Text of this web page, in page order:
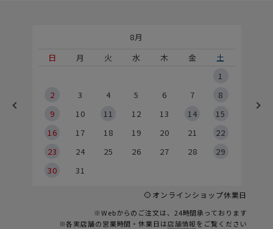
8月
日
月 火 水 木 金
土
1
2
3 4 5 6 7
8
9
10 11 12 13 14
15
16
17 18 19 20 21
22
23
24 25 26 27 28
29
30
31
オンラインショップ休業日
※Webからのご注文は、24時間承っております
※各実店舗の営業時間・休業日は店舗情報をご覧ください